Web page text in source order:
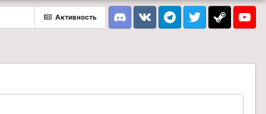
Активность
DiscordVK TelegramTwitter Steam